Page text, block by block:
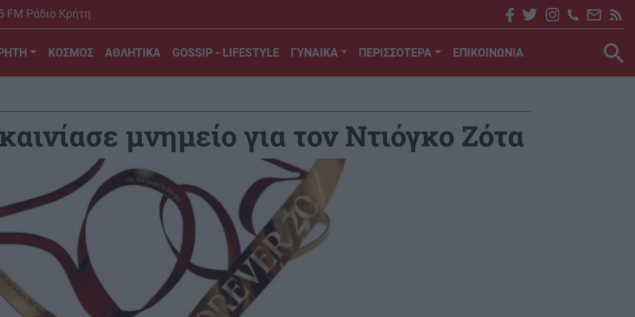
FM Ράδιο Κρήτη
ΚΟΣΜΟΣ ΑΘΛΗΤΙΚΑ GOSSIP - LIFESTYLE ΓΥΝΑΙΚΑ ΠΕΡΙΣΣΟΤΕΡΑ ΕΠΙΚΟΙΝΩΝΙΑ
μνημείο για τον Ντιόγκο Ζότα